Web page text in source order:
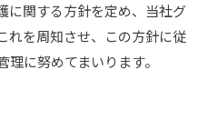
に関する方針を定め、当社グ
れを周知させ、この方針に従
に努めてまいります。